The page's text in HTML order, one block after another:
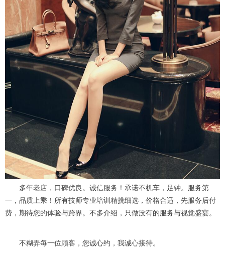
多年老店，口碑优良。诚信服务！承诺不机车，足钟。服务第
一，品质上乘！所有技师专业培训精挑细选，价格合适，先服务后付
费，期待您的体验与跨界。不多介绍，只做没有的服务与视觉盛宴。
不糊弄每一位顾客，您诚心约，我诚心接待。